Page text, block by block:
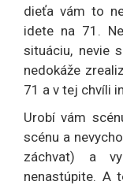
dieťa vám to
idete na 71.
situáciu, nevie
nedokáže
71 a v tej chvíli
Urobí vám
scénu a
záchvat) a
nenastúpite. A